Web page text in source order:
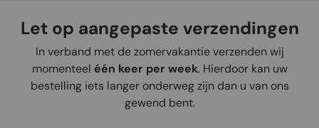
Aller au contenu
Let op aangepaste verzendingen
In verband met de zomervakantie verzenden wij
momenteel één keer per week. Hierdoor kan uw
bestelling iets langer onderweg zijn dan u van ons
gewend bent.